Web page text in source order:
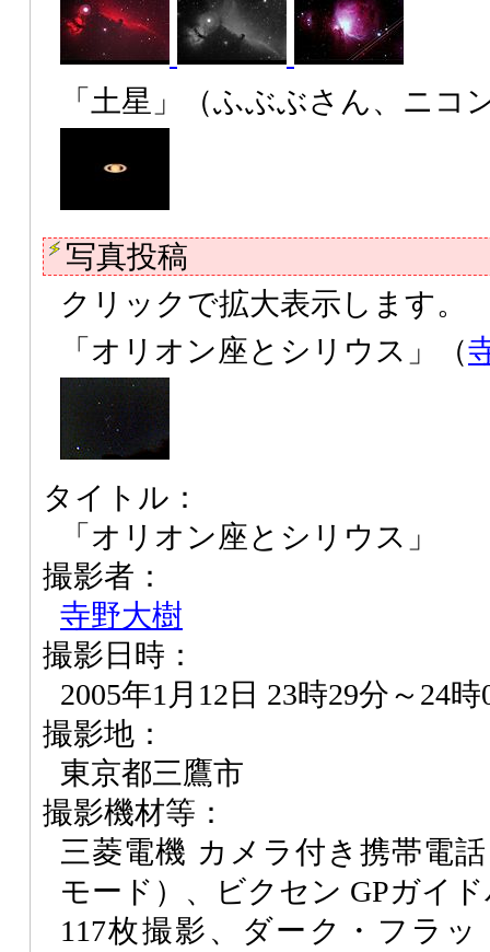
「土星」（ふぶぶさん、ニコ
写真投稿
クリックで拡大表示します。
「オリオン座とシリウス」（
タイトル：
「オリオン座とシリウス」
撮影者：
寺野大樹
撮影日時：
2005年1月12日 23時29分～24時
撮影地：
東京都三鷹市
撮影機材等：
三菱電機 カメラ付き携帯電話
モード）、ビクセン GPガイ
117枚撮影、ダーク・フラ